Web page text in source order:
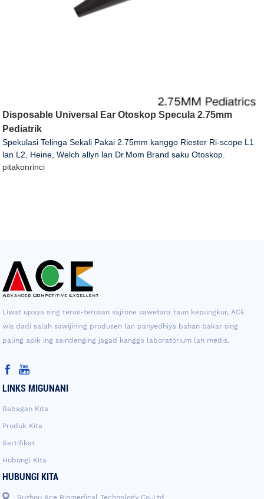
Disposable Universal Ear Otoskop Specula 2.75mm
Pediatrik
Spekulasi Telinga Sekali Pakai 2.75mm kanggo Riester Ri-scope L1
lan L2, Heine, Welch allyn lan Dr.Mom Brand saku Otoskop.
pitakonrinci
Liwat upaya sing terus-terusan sajrone sawetara taun kepungkur, ACE
wis dadi salah sawijining produsen lan panyedhiya bahan bakar sing
paling apik ing saindenging jagad kanggo laboratorium lan medis.
LINKS MIGUNANI
Babagan Kita
Produk Kita
Sertifikat
Hubungi Kita
HUBUNGI KITA
Suzhou Ace Biomedical Technology Co.,Ltd